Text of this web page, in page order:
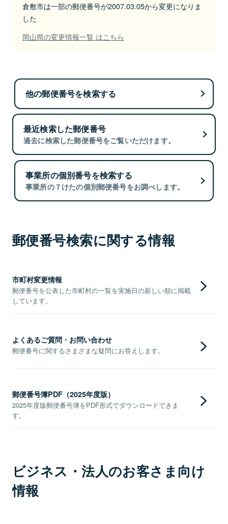
倉敷市は一部の郵便番号が2007.03.05から変更になりま
した
岡山県の変更情報一覧 はこちら
他の郵便番号を検索する
最近検索した郵便番号
過去に検索した郵便番号をご覧いただけます。
事業所の個別番号を検索する
事業所の７けたの個別郵便番号をお調べします。
郵便番号検索に関する情報
市町村変更情報
郵便番号を公表した市町村の一覧を実施日の新しい順に掲載
しています。
よくあるご質問・お問い合わせ
郵便番号に関するさまざまな疑問にお答えします。
郵便番号簿PDF（2025年度版）
2025年度版郵便番号簿をPDF形式でダウンロードできま
す。
ビジネス・法人のお客さま向け
情報